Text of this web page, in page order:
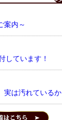
案内～
しています！
実は汚れているか